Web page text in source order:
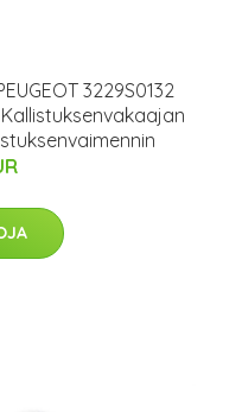
3229S0132
Kallistuksenvakaajan